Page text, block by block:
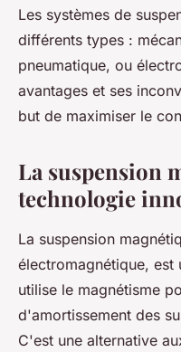
Les systèmes de
différents types :
pneumatique, ou
avantages et ses
but de maximiser le
La suspension
technologie
La suspension
électromagnétique, est
utilise le magnétisme
d'amortissement des
C'est une alternative